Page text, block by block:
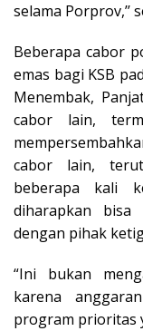
selama Porprov,’’
Beberapa cabor
emas bagi KSB
Menembak,
cabor lain,
cabor lain,
beberapa kali
diharapkan bisa
dengan pihak
“Ini bukan
karena
program prioritas